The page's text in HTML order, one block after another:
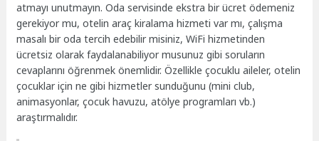
atmayı unutmayın. Oda servisinde ekstra bir ücret ödemeniz
gerekiyor mu, otelin araç kiralama hizmeti var mı, çalışma
masalı bir oda tercih edebilir misiniz, WiFi hizmetinden
ücretsiz olarak faydalanabiliyor musunuz gibi soruların
cevaplarını öğrenmek önemlidir. Özellikle çocuklu aileler, otelin
çocuklar için ne gibi hizmetler sunduğunu (mini club,
animasyonlar, çocuk havuzu, atölye programları vb.)
araştırmalıdır.